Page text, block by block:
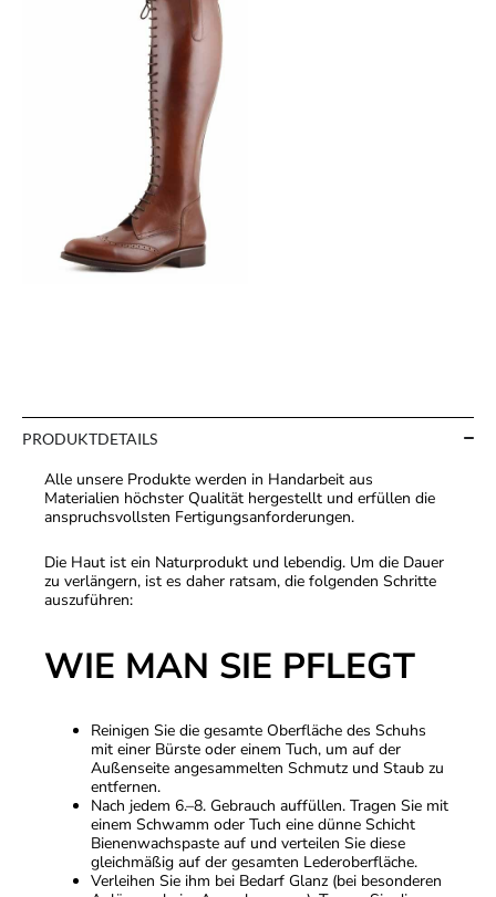
PRODUKTDETAILS
Alle unsere Produkte werden in Handarbeit aus
Materialien höchster Qualität hergestellt und erfüllen die
anspruchsvollsten Fertigungsanforderungen.
Die Haut ist ein Naturprodukt und lebendig. Um die Dauer
zu verlängern, ist es daher ratsam, die folgenden Schritte
auszuführen:
WIE MAN SIE PFLEGT
Reinigen Sie die gesamte Oberfläche des Schuhs
mit einer Bürste oder einem Tuch, um auf der
Außenseite angesammelten Schmutz und Staub zu
entfernen.
Nach jedem 6.–8. Gebrauch auffüllen. Tragen Sie mit
einem Schwamm oder Tuch eine dünne Schicht
Bienenwachspaste auf und verteilen Sie diese
gleichmäßig auf der gesamten Lederoberfläche.
Verleihen Sie ihm bei Bedarf Glanz (bei besonderen